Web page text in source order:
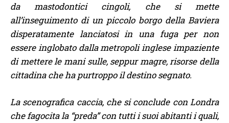
da mastodontici cingoli, che si mette
all’inseguimento di un piccolo borgo della Baviera
disperatamente lanciatosi in una fuga per non
essere inglobato dalla metropoli inglese impaziente
di mettere le mani sulle, seppur magre, risorse della
cittadina che ha purtroppo il destino segnato.
La scenografica caccia, che si conclude con Londra
che fagocita la “preda” con tutti i suoi abitanti i quali,